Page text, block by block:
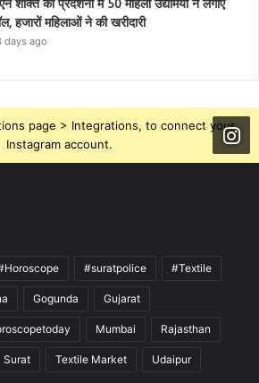
शक्ति की प्रदर्शनी में 50 महिला उद्यमियों ने लगाए
हजारों महिलाओं ने की खरीदारी
days ago
page > Integrations, to connect your
Instagram account.
#suratpolice #Textile
Gogunda Gujarat
Mumbai Rajasthan
Surat Textile Market Udaipur